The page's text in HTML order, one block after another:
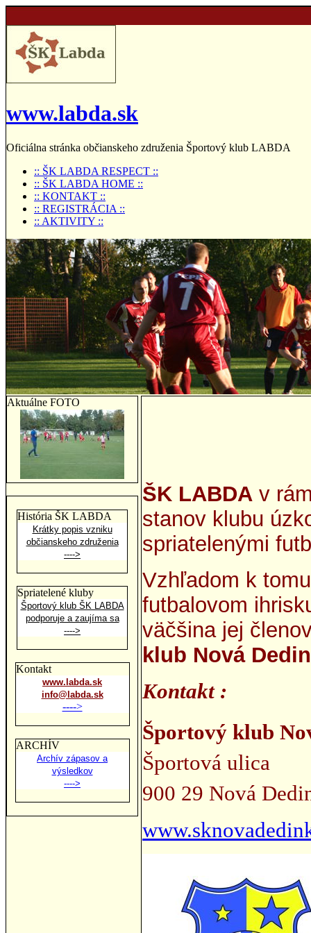
www.labda.sk
Oficiálna stránka občianskeho združenia Športový klub LABDA
:: ŠK LABDA RESPECT ::
:: ŠK LABDA HOME ::
:: KONTAKT ::
:: REGISTRÁCIA ::
:: AKTIVITY ::
Aktuálne FOTO
História ŠK LABDA
Krátky popis vzniku
občianskeho združenia
---->
Spriatelené kluby
Športový klub ŠK LABDA
podporuje a zaujíma sa
---->
Kontakt
www.labda.sk
info@labda.sk
---->
ARCHÍV
Archív zápasov a
výsledkov
---->
ŠK LABDA v
stanov klubu
spriatelenými
Vzhľadom k
futbalovom
väčšina jej
klub Nová
Kontakt :
Športový klub
Športová ulica
900 29 Nová